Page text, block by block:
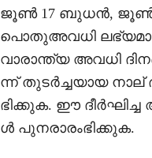
ജൂൺ 17 ബുധൻ, ജൂൺ
പൊതുഅവധി
വാരാന്ത്യ അവധി
ന്ന് തുടർച്ചയായ
ഭിക്കുക. ഈ
ൾ പുനരാരംഭിക്കുക.